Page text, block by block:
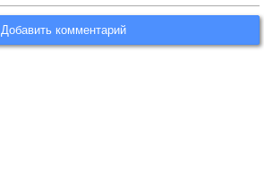
Добавить комментарий